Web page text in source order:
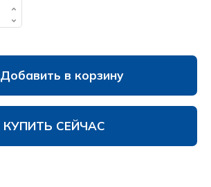
Добавить в корзину
КУПИТЬ СЕЙЧАС